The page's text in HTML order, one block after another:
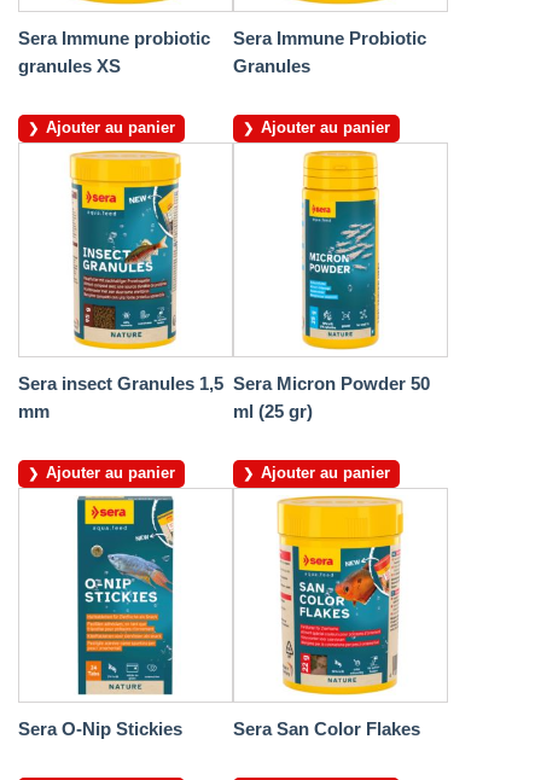
Sera Immune probiotic
granules XS
Ajouter au panier
Sera Immune Probiotic
Granules
Ajouter au panier
Sera insect Granules 1,5
mm
Ajouter au panier
Sera Micron Powder 50
ml (25 gr)
Ajouter au panier
Sera O-Nip Stickies Sera San Color Flakes